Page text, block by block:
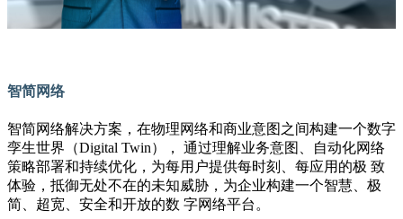
智简网络
智简网络解决方案，在物理网络和商业意图之间构建一个数字
孪生世界（Digital Twin）， 通过理解业务意图、自动化网络
策略部署和持续优化，为每用户提供每时刻、每应用的极 致
体验，抵御无处不在的未知威胁，为企业构建一个智慧、极
简、超宽、安全和开放的数 字网络平台。